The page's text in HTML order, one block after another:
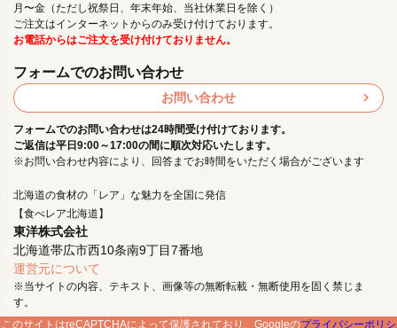
北海道の食材の「レア」な魅力を全国に発信
【食べレア北海道】
東洋株式会社
北海道帯広市西10条南9丁目7番地
運営元について
※当サイトの内容、テキスト、画像等の無断転載・無断使用を固く禁じま
す。
月〜金（ただし祝祭日、年末年始、当社休業日を除く）
ご注文はインターネットからのみ受け付けております。
お電話からはご注文を受け付けておりません。
フォームでのお問い合わせ
お問い合わせ
フォームでのお問い合わせは24時間受け付けております。
ご返信は平日9:00～17:00の間に順次対応いたします。
※お問い合わせ内容により、回答までお時間をいただく場合がございます
このサイトはreCAPTCHAによって保護されており、Googleのプライバシーポリシ